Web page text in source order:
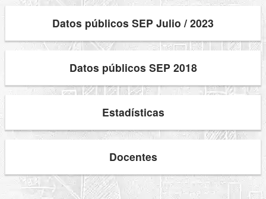
Datos públicos SEP Julio / 2023
Datos públicos SEP 2018
Estadísticas
Docentes